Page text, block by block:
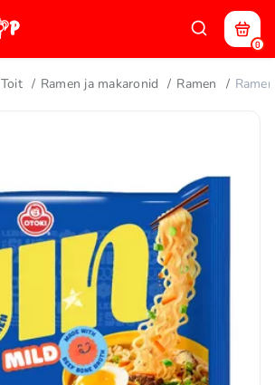
0
Toit Ramen ja makaronid Ramen